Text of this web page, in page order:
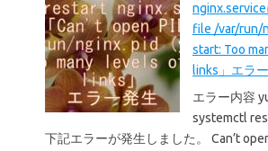
nginx.service
file /var/run/
start: Too
links」エラ
エラー内容
systemctl
下記エラーが発生しました。 Can’t